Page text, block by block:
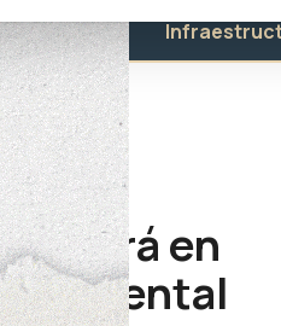
Salud
en
ambiental